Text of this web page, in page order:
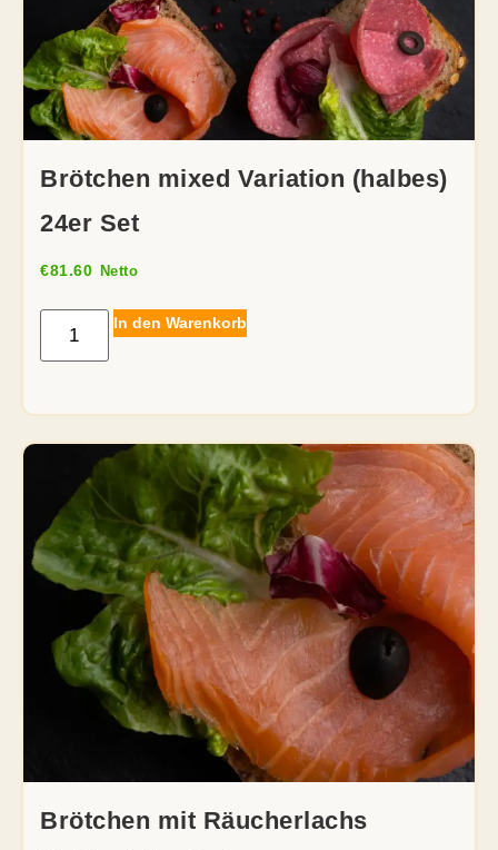
Brötchen mixed Variation (halbes)
24er Set
€81.60 Netto
In den Warenkorb
Brötchen mit Räucherlachs